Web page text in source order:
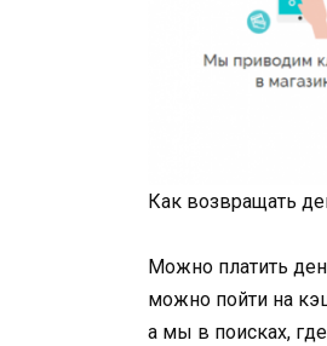
Как возвращать
Можно платить
можно пойти на
а мы в поисках,